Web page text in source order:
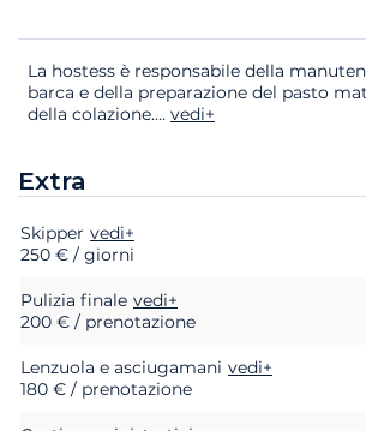
La hostess è responsabile della
barca e della preparazione del pasto
della colazione.... vedi+
Extra
Extra Stato Prezzo
Skipper vedi+
250 € / giorni
Pulizia finale vedi+
200 € / prenotazione
Lenzuola e asciugamani vedi+
180 € / prenotazione